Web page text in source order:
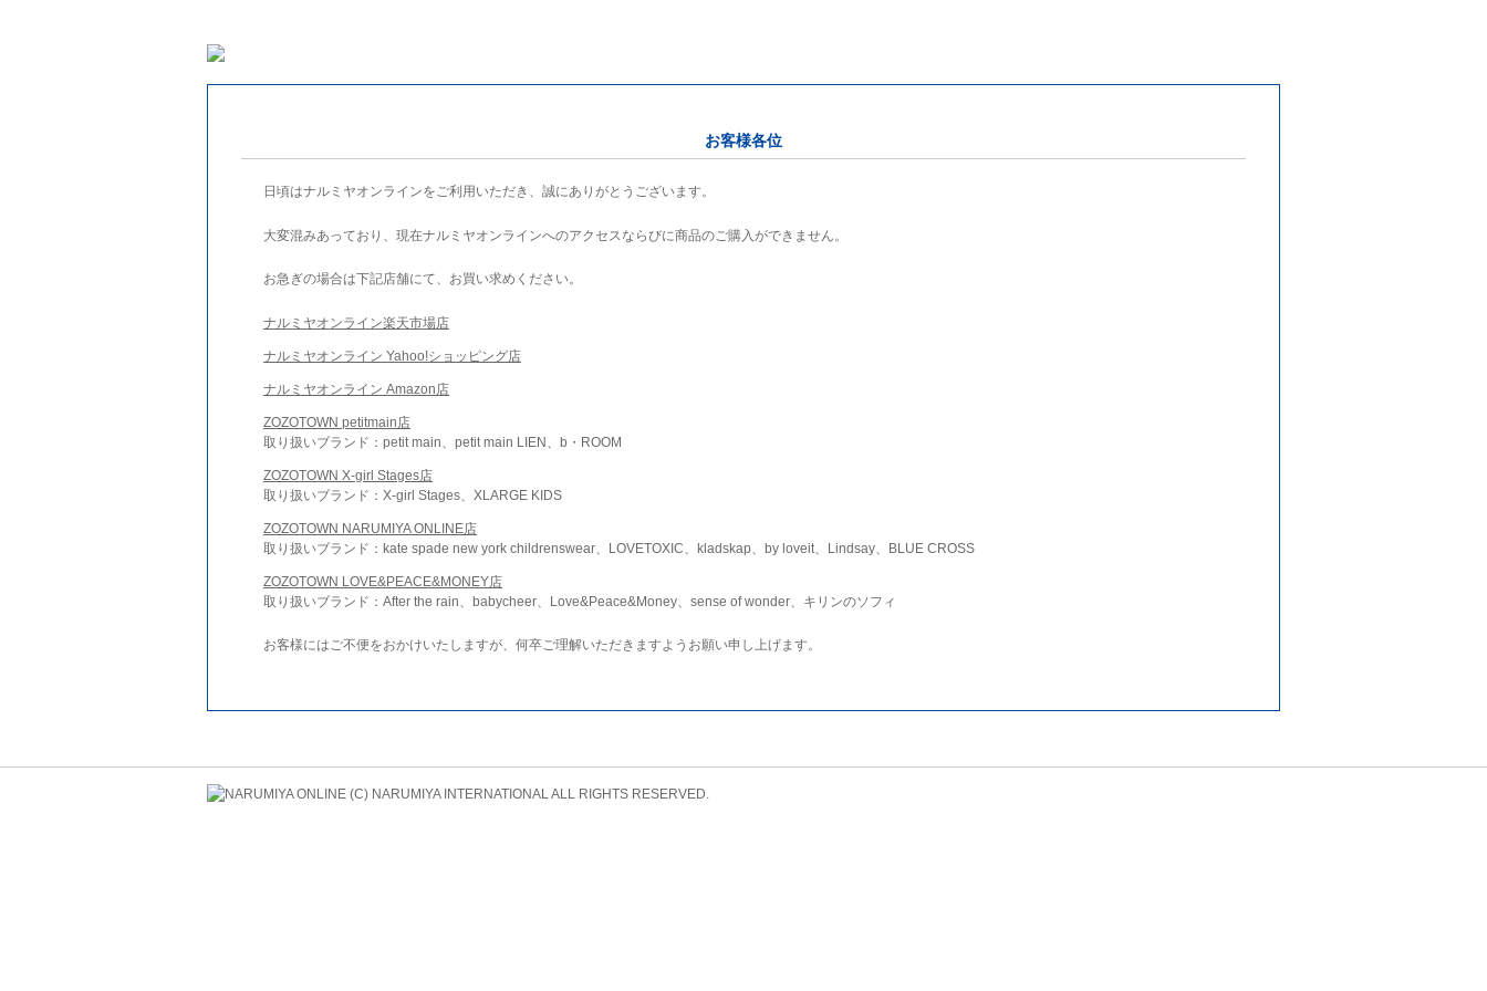
お客様各位
日頃はナルミヤオンラインをご利用いただき、誠にありがとうございます。
大変混みあっており、現在ナルミヤオンラインへのアクセスならびに商品のご購入ができません。
お急ぎの場合は下記店舗にて、お買い求めください。
ナルミヤオンライン楽天市場店
ナルミヤオンライン Yahoo!ショッピング店
ナルミヤオンライン Amazon店
ZOZOTOWN petitmain店
取り扱いブランド：petit main、petit main LIEN、b・ROOM
ZOZOTOWN X-girl Stages店
取り扱いブランド：X-girl Stages、XLARGE KIDS
ZOZOTOWN NARUMIYA ONLINE店
取り扱いブランド：kate spade new york childrenswear、LOVETOXIC、kladskap、by loveit、Lindsay、BLUE CROSS
ZOZOTOWN LOVE&PEACE&MONEY店
取り扱いブランド：After the rain、babycheer、Love&Peace&Money、sense of wonder、キリンのソフィ
お客様にはご不便をおかけいたしますが、何卒ご理解いただきますようお願い申し上げます。